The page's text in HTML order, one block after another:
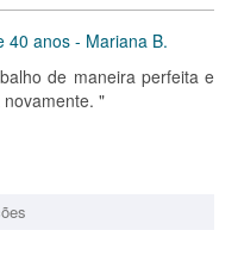
40 anos - Mariana B.
de maneira perfeita e
"